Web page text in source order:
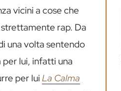
vicini a cose che
rap. Da
una volta sentendo
lui, infatti una
per lui La Calma